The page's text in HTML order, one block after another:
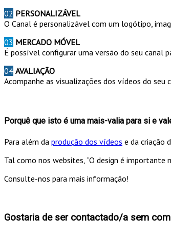
02 PERSONALIZÁVEL
O Canal é personalizável com um logótipo,
03 MERCADO MÓVEL
É possível configurar uma versão do seu canal
04 AVALIAÇÃO
Acompanhe as visualizações dos vídeos do
Porquê que isto é uma mais-valia para si e
Para além da produção dos vídeos e da criação
Tal como nos websites, “O design é importante
Consulte-nos para mais informação!
Gostaria de ser contactado/a sem